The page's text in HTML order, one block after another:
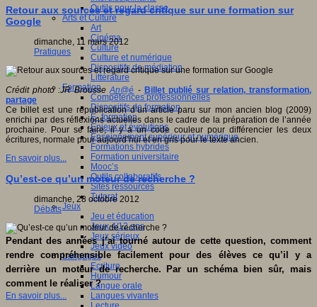
Outils pour la classe
Arts et Culture
Art
Cinéma
Culture
Culture et numérique
Dispositifs de médiation
Littérature
Formation
Compétences professionnelles
Dispositifs de formation
E- formation
Enjeux et évolutions
Enseignement supérieur et numérique
Formations hybrides
Formation universitaire
Mooc’s
Outils collaboratifs
Sites ressources
Tutorat
Jeux
Jeu et éducation
Jeux 4/12 ans
Jeux sérieux
Jeux vidéo
Langages
Ecriture
Humour
Langue orale
Langues vivantes
Retour aux sources et regard critique sur une formation sur
Google
dimanche, 11 mars 2012
Pratiques
Crédit photo :JR BrousseAn@é - Billet publié sur relation, transformation,
partage
Ce billet est une republication d’un article paru sur mon ancien blog (2009)
enrichi par des réflexions actuelles dans le cadre de la préparation de l’année
prochaine. Pour se faire, il y a un code couleur pour différencier les deux
écritures, normale pour aujourd’hui et en gris pour le texte ancien.
En savoir plus...
Qu’est-ce qu’un moteur de recherche ?
dimanche, 28 octobre 2012
Débats
Pendant des années j’ai tourné autour de cette question, comment
rendre compréhensible facilement pour des élèves ce qu’il y a
derrière un moteur de recherche. Par un schéma bien sûr, mais
comment le réaliser ?
En savoir plus...